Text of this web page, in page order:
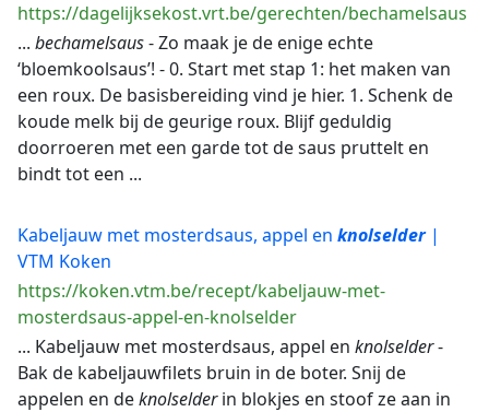
https://dagelijksekost.vrt.be/gerechten/bechamelsaus
... bechamelsaus- Zo maak je de enige echte
‘bloemkoolsaus’! - 0. Start met stap 1: het maken van
een roux. De basisbereiding vind je hier. 1. Schenk de
koude melk bij de geurige roux. Blijf geduldig
doorroeren met een garde tot de saus pruttelt en
bindt tot een ...
Kabeljauw met mosterdsaus, appel en knolselder|
VTM Koken
https://koken.vtm.be/recept/kabeljauw-met-
mosterdsaus-appel-en-knolselder
... Kabeljauw met mosterdsaus, appel en knolselder-
Bak de kabeljauwfilets bruin in de boter. Snij de
appelen en deknolselderin blokjes en stoof ze aan in